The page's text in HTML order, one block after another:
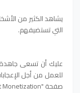
يشاهد الكثير من
التي تستضيفهم.
عليك أن تسعى
للعمل من أجل
صفحة "Account Monetization"